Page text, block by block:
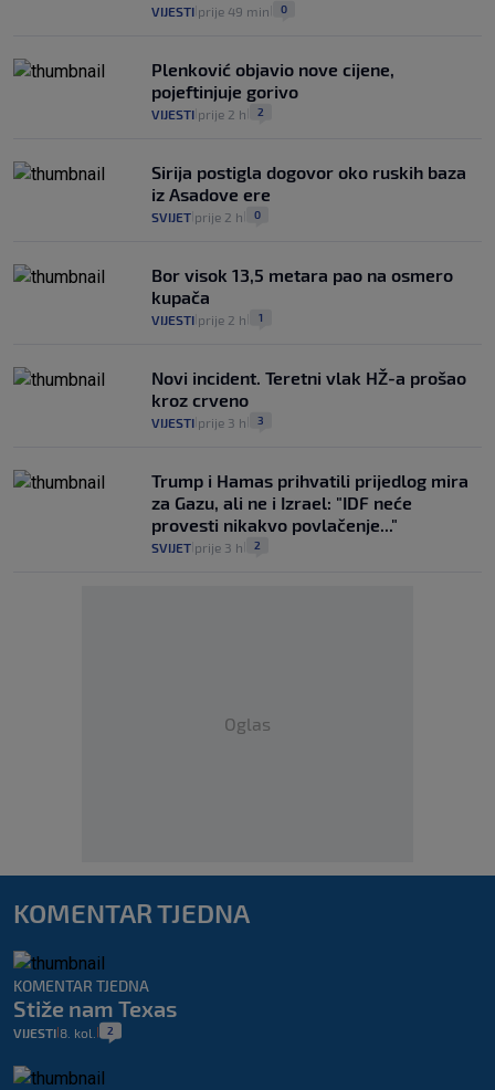
VIJESTI prije 49 min 0
Plenković objavio nove cijene,
pojeftinjuje gorivo
VIJESTI prije 2 h 2
Sirija postigla dogovor oko ruskih baza
iz Asadove ere
SVIJET prije 2 h 0
Bor visok 13,5 metara pao na osmero
kupača
VIJESTI prije 2 h 1
Novi incident. Teretni vlak HŽ-a prošao
kroz crveno
VIJESTI prije 3 h 3
Trump i Hamas prihvatili prijedlog mira
za Gazu, ali ne i Izrael: "IDF neće
provesti nikakvo povlačenje..."
SVIJET prije 3 h 2
Oglas
KOMENTAR TJEDNA
KOMENTAR TJEDNA
Stiže nam Texas
VIJESTI 8. kol. 2